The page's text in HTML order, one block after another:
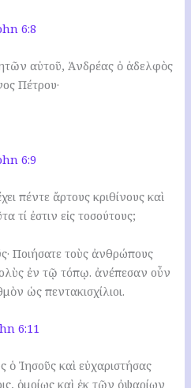
6:8
αὐτοῦ, Ἀνδρέας ὁ ἀδελφὸς
Πέτρου·
6:9
πέντε ἄρτους κριθίνους καὶ
τί ἐστιν εἰς τοσούτους;
Ποιήσατε τοὺς ἀνθρώπους
ἐν τῷ τόπῳ. ἀνέπεσαν οὖν
ὡς πεντακισχίλιοι.
6:11
ὁ Ἰησοῦς καὶ εὐχαριστήσας
ὁμοίως καὶ ἐκ τῶν ὀψαρίων